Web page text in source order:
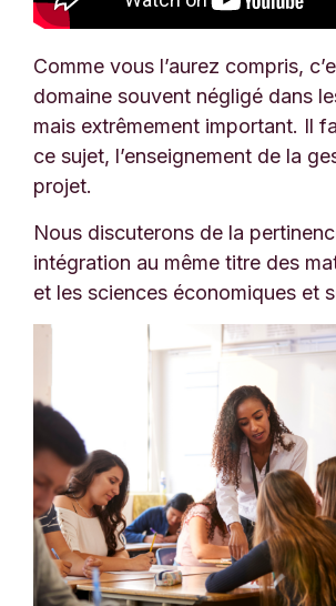
Comme vous l’aurez compris,
domaine souvent négligé dans
mais extrêmement important. Il
ce sujet, l’enseignement de la
projet.
Nous discuterons de la
intégration au même titre des
et les sciences économiques et